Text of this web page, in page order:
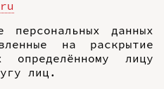
персональных данных
на раскрытие
определённому лицу
лиц.